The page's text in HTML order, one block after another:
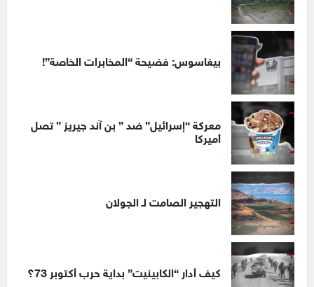
بيغاسوس: فضيحة “المخابرات الخاصة”!
معركة “إسرائيل” ضد ” بن آند جيريز ” تصل
أميركا
التهجير الصامت لـ الجولان
كيف أدار “الكابينيت” بداية حرب أكتوبر 73؟